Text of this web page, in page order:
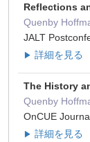
Reflections
Quenby
JALT
▶ 詳細を見る
The History
Quenby
OnCUE
▶ 詳細を見る